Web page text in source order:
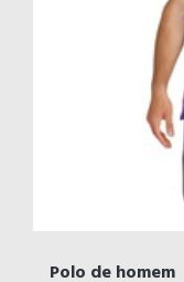
Polo de homem